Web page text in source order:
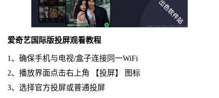
爱奇艺国际版投屏观看教程
1、确保手机与电视/盒子连接同一WiFi
2、播放界面点击右上角 【投屏】 图标
3、选择官方投屏或普通投屏